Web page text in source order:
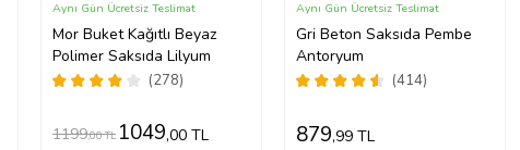
Mor Buket Kağıtlı Beyaz
Polimer Saksıda Lilyum
(278)
Aynı Gün Ücretsiz Teslimat
1199,00 TL 1049,00 TL
Gri Beton Saksıda Pembe
Antoryum
(414)
Aynı Gün Ücretsiz Teslimat
879,99 TL